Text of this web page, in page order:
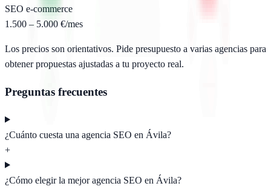
SEO e-commerce
1.500 – 5.000 €/mes
Los precios son orientativos. Pide presupuesto a varias agencias para
obtener propuestas ajustadas a tu proyecto real.
Preguntas frecuentes
¿Cuánto cuesta una agencia SEO en Ávila?
+
¿Cómo elegir la mejor agencia SEO en Ávila?